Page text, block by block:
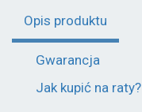
Opis produktu
Gwarancja
Jak kupić na raty?